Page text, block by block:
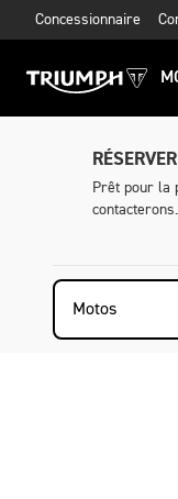
Concessionnaire
Prêt pour la
contacterons.
Motos